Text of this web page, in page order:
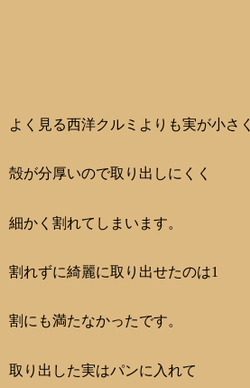
よく見る西洋クルミよりも実が小さく
殻が分厚いので取り出しにくく
細かく割れてしまいます。
割れずに綺麗に取り出せたのは1
割にも満たなかったです。
取り出した実はパンに入れて